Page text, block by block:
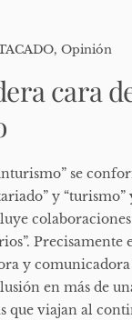
, Opinión
cara
se
y “turismo”
Precisamente
y comunicadora
en más de
que viajan al